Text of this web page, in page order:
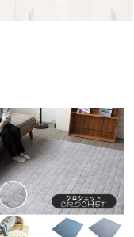
ろに引かれて魅かれ
2016年7月9日
が好感度♪